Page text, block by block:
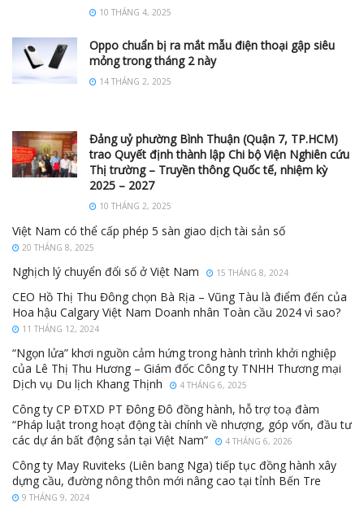
10 THÁNG 4, 2025
Oppo chuẩn bị ra mắt mẫu điện thoại gập siêu
mỏng trong tháng 2 này
14 THÁNG 2, 2025
Đảng uỷ phường Bình Thuận (Quận 7, TP.HCM)
trao Quyết định thành lập Chi bộ Viện Nghiên cứu
Thị trường – Truyền thông Quốc tế, nhiệm kỳ
2025 – 2027
10 THÁNG 2, 2025
Việt Nam có thể cấp phép 5 sàn giao dịch tài sản số
20 THÁNG 8, 2025
Nghịch lý chuyển đổi số ở Việt Nam 15 THÁNG 8, 2024
CEO Hồ Thị Thu Đông chọn Bà Rịa – Vũng Tàu là điểm đến của
Hoa hậu Calgary Việt Nam Doanh nhân Toàn cầu 2024 vì sao?
11 THÁNG 12, 2024
“Ngọn lửa” khơi nguồn cảm hứng trong hành trình khởi nghiệp
của Lê Thị Thu Hương – Giám đốc Công ty TNHH Thương mại
Dịch vụ Du lịch Khang Thịnh
4 THÁNG 6, 2025
Công ty CP ĐTXD PT Đông Đô đồng hành, hỗ trợ toạ đàm
“Pháp luật trong hoạt động tài chính về nhượng, góp vốn, đầu tư
các dự án bất động sản tại Việt Nam”
4 THÁNG 6, 2026
Công ty May Ruviteks (Liên bang Nga) tiếp tục đồng hành xây
dựng cầu, đường nông thôn mới nâng cao tại tỉnh Bến Tre
9 THÁNG 9, 2024